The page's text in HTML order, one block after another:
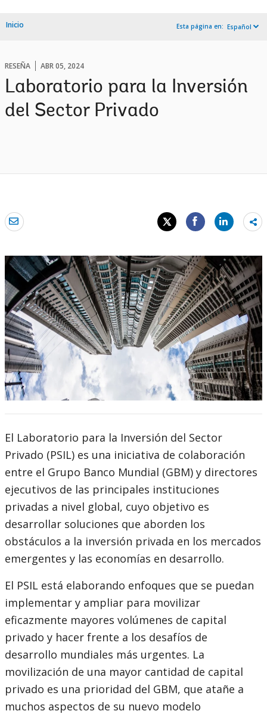
Inicio Esta página en: Español
RESEÑA ABR 05, 2024
Laboratorio para la Inversión
del Sector Privado
El Laboratorio para la Inversión del Sector
Privado (PSIL) es una iniciativa de colaboración
entre el Grupo Banco Mundial (GBM) y directores
ejecutivos de las principales instituciones
privadas a nivel global, cuyo objetivo es
desarrollar soluciones que aborden los
obstáculos a la inversión privada en los mercados
emergentes y las economías en desarrollo.
El PSIL está elaborando enfoques que se puedan
implementar y ampliar para movilizar
eficazmente mayores volúmenes de capital
privado y hacer frente a los desafíos de
desarrollo mundiales más urgentes. La
movilización de una mayor cantidad de capital
privado es una prioridad del GBM, que atañe a
muchos aspectos de su nuevo modelo